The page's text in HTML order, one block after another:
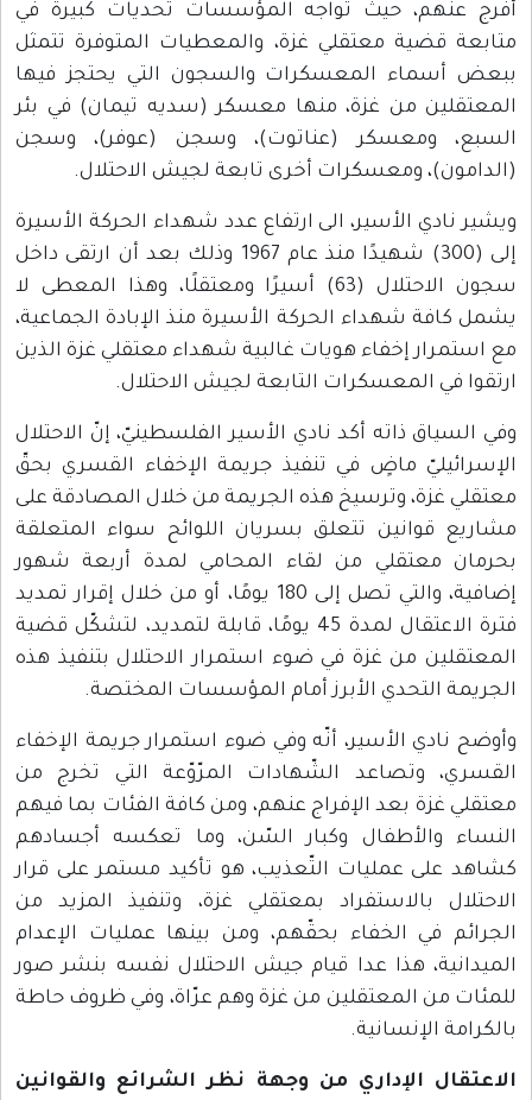
أفرج عنهم، حيث تواجه المؤسسات تحديات كبيرة في
متابعة قضية معتقلي غزة، والمعطيات المتوفرة تتمثل
ببعض أسماء المعسكرات والسجون التي يحتجز فيها
المعتقلين من غزة، منها معسكر (سديه تيمان) في بئر
السبع، ومعسكر (عناتوت)، وسجن (عوفر)، وسجن
(الدامون)، ومعسكرات أخرى تابعة لجيش الاحتلال.
ويشير نادي الأسير، الى ارتفاع عدد شهداء الحركة الأسيرة
إلى (300) شهيدًا منذ عام 1967 وذلك بعد أن ارتقى داخل
سجون الاحتلال (63) أسيرًا ومعتقلًا، وهذا المعطى لا
يشمل كافة شهداء الحركة الأسيرة منذ الإبادة الجماعية،
مع استمرار إخفاء هويات غالبية شهداء معتقلي غزة الذين
ارتقوا في المعسكرات التابعة لجيش الاحتلال.
وفي السياق ذاته أكد نادي الأسير الفلسطينيّ، إنّ الاحتلال
الإسرائيليّ ماضٍ في تنفيذ جريمة الإخفاء القسري بحقّ
معتقلي غزة، وترسيخ هذه الجريمة من خلال المصادقة على
مشاريع قوانين تتعلق بسريان اللوائح سواء المتعلقة
بحرمان معتقلي من لقاء المحامي لمدة أربعة شهور
إضافية، والتي تصل إلى 180 يومًا، أو من خلال إقرار تمديد
فترة الاعتقال لمدة 45 يومًا، قابلة لتمديد، لتشكّل قضية
المعتقلين من غزة في ضوء استمرار الاحتلال بتنفيذ هذه
الجريمة التحدي الأبرز أمام المؤسسات المختصة.
وأوضح نادي الأسير، أنّه وفي ضوء استمرار جريمة الإخفاء
القسري، وتصاعد الشّهادات المرّوّعة التي تخرج من
معتقلي غزة بعد الإفراج عنهم، ومن كافة الفئات بما فيهم
النساء والأطفال وكبار السّن، وما تعكسه أجسادهم
كشاهد على عمليات التّعذيب، هو تأكيد مستمر على قرار
الاحتلال بالاستفراد بمعتقلي غزة، وتنفيذ المزيد من
الجرائم في الخفاء بحقّهم، ومن بينها عمليات الإعدام
الميدانية، هذا عدا قيام جيش الاحتلال نفسه بنشر صور
للمئات من المعتقلين من غزة وهم عرّاة، وفي ظروف حاطة
بالكرامة الإنسانية.
الاعتقال الإداري من وجهة نظر الشرائع والقوانين